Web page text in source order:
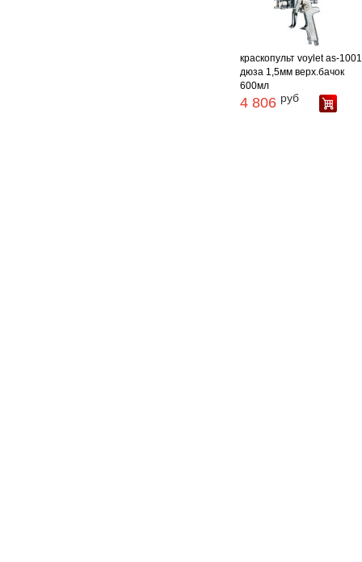
краскопульт voylet as-1001
дюза 1,5мм верх.бачок
600мл
4 806 руб